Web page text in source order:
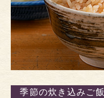
季節の炊き込みご飯